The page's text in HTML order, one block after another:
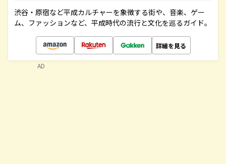
渋谷・原宿など平成カルチャーを象徴する街や、音楽、ゲー
ム、ファッションなど、平成時代の流行と文化を巡るガイド。
詳細を見る
AD